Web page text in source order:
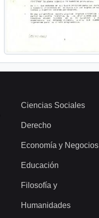
Ciencias Sociales
Derecho
Economía y Negocios
Educación
Filosofía y
Humanidades